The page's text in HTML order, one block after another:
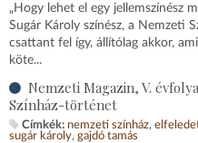
„Hogy lehet el egy jellemszínész
Sugár Károly színész, a Nemzeti
csattant fel így, állítólag akkor,
köte...
Nemzeti Magazin, V.
Színház-történet
Címkék: nemzeti színház
sugár károly gajdó tamás